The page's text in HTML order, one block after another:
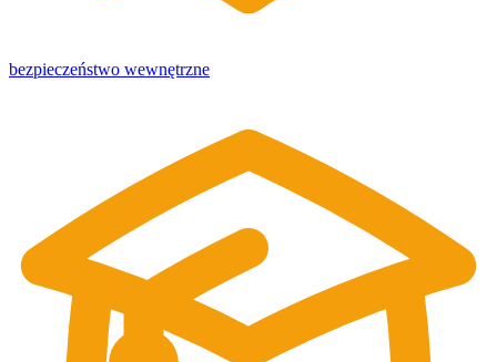
bezpieczeństwo wewnętrzne